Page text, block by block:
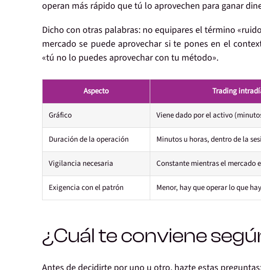
operan más rápido que tú lo aprovechen para ganar
Dicho con otras palabras: no equipares el término
mercado se puede aprovechar si te pones en el
«tú no lo puedes aprovechar con tu método».
Aspecto Trading
Gráfico Viene dado por el activo
Duración de la operación Minutos u horas, dentro de la
Vigilancia necesaria Constante mientras el mercado
Exigencia con el patrón Menor, hay que operar lo que hay
¿Cuál te conviene